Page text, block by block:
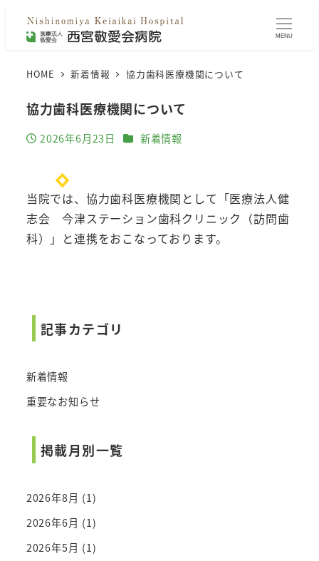
MENU
HOME 新着情報 協力歯科医療機関について
協力歯科医療機関について
投稿日
2026年6月23日 カテゴリー
新着情報
当院では、協力歯科医療機関として「医療法人健
志会 今津ステーション歯科クリニック（訪問歯
科）」と連携をおこなっております。
記事カテゴリ
新着情報
重要なお知らせ
掲載月別一覧
2026年8月 (1)
2026年6月 (1)
2026年5月 (1)